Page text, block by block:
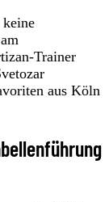
Trainer
aus Köln